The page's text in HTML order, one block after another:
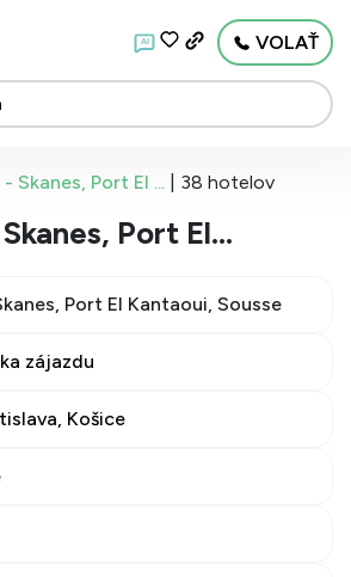
AI VOLAŤ
Skanes, Port El ... 38 hotelov
Port El
- letecky z
zájazdu
Košice